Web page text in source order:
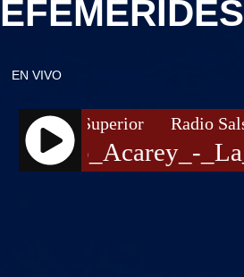
EFEMERIDES
EN VIVO